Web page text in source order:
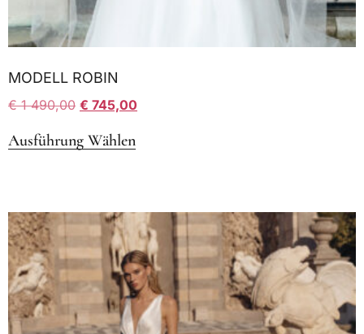
MODELL ROBIN
€1 490,00 € 745,00
Ausführung Wählen